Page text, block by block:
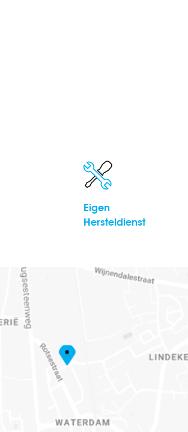
Eigen
Hersteldienst